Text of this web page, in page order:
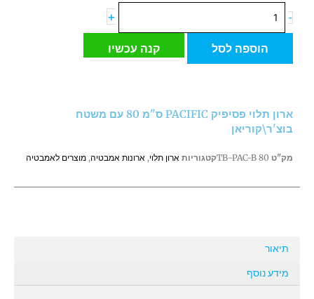
-
של
80
עם
בוצ'ר\קוריאן
+
הוספה לסל קנה עכשיו
ארון תלוי פסיפיק PACIFIC ס"מ 80 עם משטח
בוצ'ר\קוריאן
מק"ט TB-PAC-B 80קטגוריות ארון תלוי, ארונות אמבטיה, מוצרים לאמבטיה
תיאור
מידע נוסף